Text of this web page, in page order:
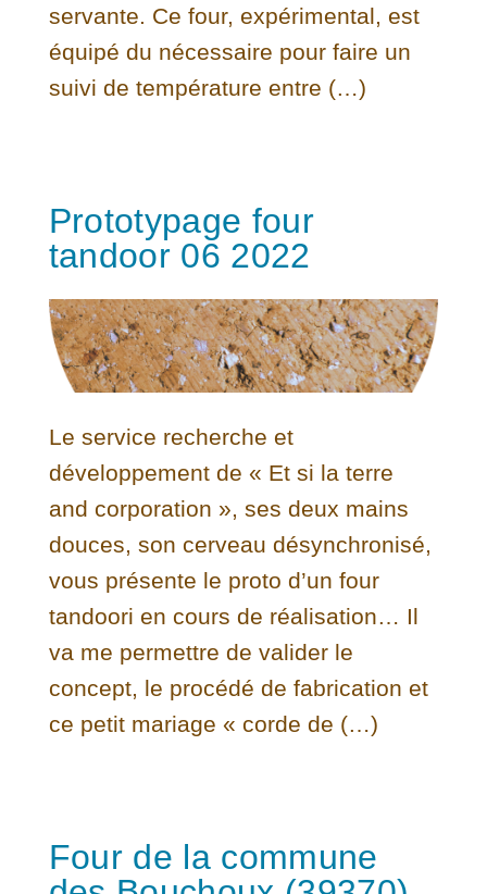
servante. Ce four, expérimental, est
équipé du nécessaire pour faire un
suivi de température entre (…)
Prototypage four
tandoor 06 2022
Le service recherche et
développement de « Et si la terre
and corporation », ses deux mains
douces, son cerveau désynchronisé,
vous présente le proto d’un four
tandoori en cours de réalisation… Il
va me permettre de valider le
concept, le procédé de fabrication et
ce petit mariage « corde de (…)
Four de la commune